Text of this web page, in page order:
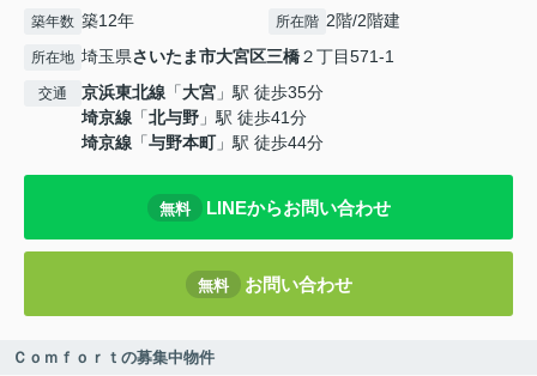
築年数 築12年 所在階 2階/2階建
所在地 埼玉県さいたま市大宮区三橋２丁目571-1
交通 京浜東北線 「大宮 」駅 徒歩35分
埼京線 「北与野 」駅 徒歩41分
埼京線 「与野本町」駅 徒歩44分
無料 LINEからお問い合わせ
無料 お問い合わせ
Ｃｏｍｆｏｒｔの募集中物件